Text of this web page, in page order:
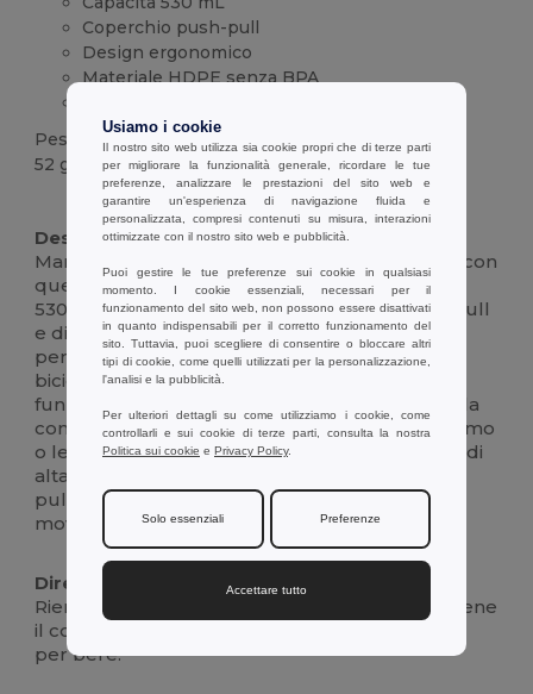
Coperchio push-pull
Design ergonomico
Materiale HDPE senza BPA
Peso
52 g.
Alta disponibilità
Descrizione :
Mantieni l'idratazione durante qualsiasi attività con
questa resistente bottiglia sportiva in HDPE da
530 mL. Dotata di un pratico coperchio push-pull
e di un comodo design ergonomico, si adatta
perfettamente alla mano o al supporto della
bicicletta. Disponibile in colori vivaci, non è solo
funzionale ma anche elegante, il che la rende la
compagna perfetta per gli allenamenti, il ciclismo
o le avventure all'aperto. Realizzata in plastica di
alta qualità e priva di BPA, è sicura e facile da
pulire: la soluzione ideale per l'idratazione in
movimento.
Direzioni per l'uso:
Riempire con la bevanda preferita, chiudere bene
il coperchio e utilizzare il beccuccio push-pull
per bere.
Usiamo i cookie
Il nostro sito web utilizza sia cookie propri che di terze parti
per migliorare la funzionalità generale, ricordare le tue
preferenze, analizzare le prestazioni del sito web e
garantire un'esperienza di navigazione fluida e
personalizzata, compresi contenuti su misura, interazioni
ottimizzate con il nostro sito web e pubblicità.
Puoi gestire le tue preferenze sui cookie in qualsiasi
momento. I cookie essenziali, necessari per il
funzionamento del sito web, non possono essere disattivati
in quanto indispensabili per il corretto funzionamento del
sito. Tuttavia, puoi scegliere di consentire o bloccare altri
tipi di cookie, come quelli utilizzati per la personalizzazione,
l'analisi e la pubblicità.
Per ulteriori dettagli su come utilizziamo i cookie, come
controllarli e sui cookie di terze parti, consulta la nostra
Politica sui cookie e Privacy Policy.
Solo essenziali Preferenze
Accettare tutto